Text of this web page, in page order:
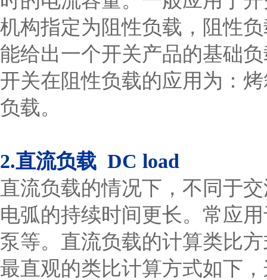
机构指定为阻性负载，阻性
能给出一个开关产品的基础
开关在阻性负载的应用为：
负载。
2.直流负载 DC load
直流负载的情况下，不同于
电弧的持续时间更长。常应
泵等。直流负载的计算类比
最直观的类比计算方式如下